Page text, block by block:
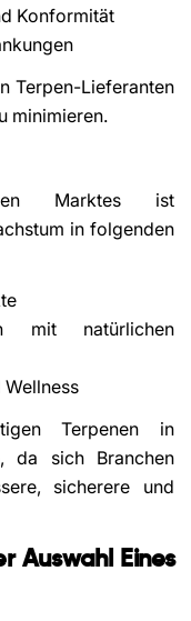
Konformität
Terpen-Lieferanten
minimieren.
Marktes ist
in folgenden
mit natürlichen
Terpenen in
da sich Branchen
sicherere und
Auswahl Eines